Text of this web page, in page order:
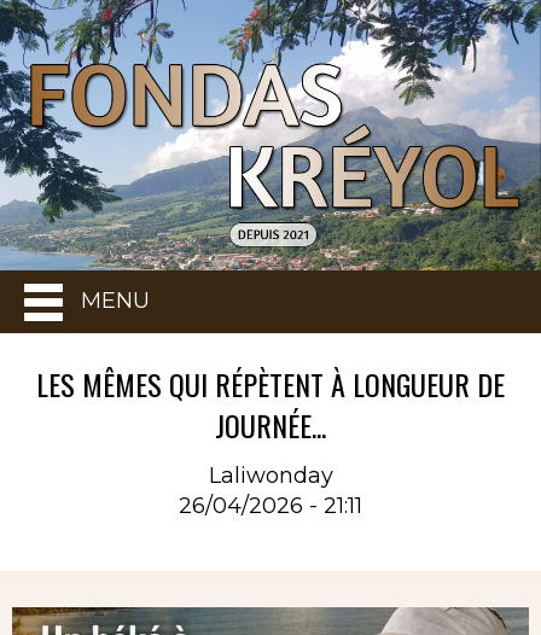
MENU
LES MÊMES QUI RÉPÈTENT À LONGUEUR DE
JOURNÉE...
Laliwonday
26/04/2026 - 21:11